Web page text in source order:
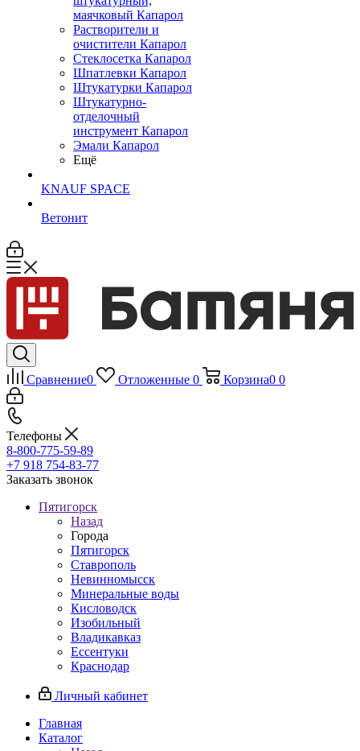
маячковый Капарол
Растворители и
очистители Капарол
Cтеклосетка Капарол
Шпатлевки Капарол
Штукатурки Капарол
Штукатурно-
отделочный
инструмент Капарол
Эмали Капарол
Ещё
KNAUF SPACE
Ветонит
Сравнение0 Отложенные 0 Корзина0 0
Телефоны
8-800-775-59-89
+7 918 754-83-77
Заказать звонок
Пятигорск
Назад
Города
Пятигорск
Ставрополь
Невинномысск
Минеральные воды
Кисловодск
Изобильный
Владикавказ
Ессентуки
Краснодар
Личный кабинет
Главная
Каталог